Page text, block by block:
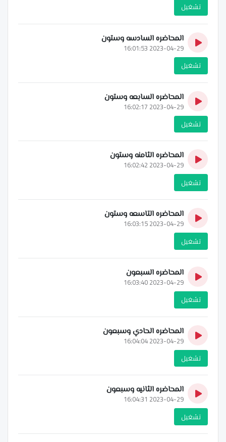
تشغيل
المحاضره السادسه وستون
2023-04-29 16:01:53
تشغيل
المحاضره السابعه وستون
2023-04-29 16:02:17
تشغيل
المحاضره الثامنه وستون
2023-04-29 16:02:42
تشغيل
المحاضره التاسعه وستون
2023-04-29 16:03:15
تشغيل
المحاضره السبعون
2023-04-29 16:03:40
تشغيل
المحاضره الحادي وسبعون
2023-04-29 16:04:04
تشغيل
المحاضره الثانيه وسبعون
2023-04-29 16:04:31
تشغيل